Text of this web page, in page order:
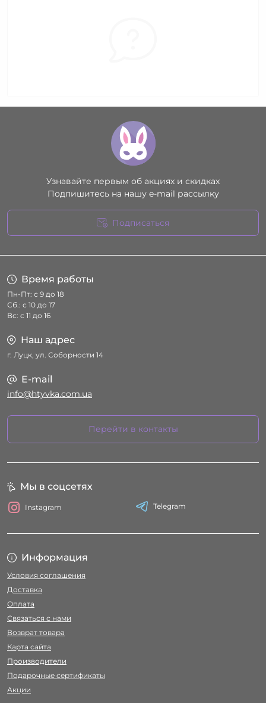
Узнавайте первым об акциях и скидках
Подпишитесь на нашу e-mail рассылку
Подписаться
Время работы
Пн-Пт: с 9 до 18
Сб.: с 10 до 17
Вс: с 11 до 16
Наш адрес
г. Луцк, ул. Соборности 14
E-mail
info@htyvka.com.ua
Перейти в контакты
Информация
Условия соглашения
Доставка
Оплата
Связаться с нами
Возврат товара
Карта сайта
Производители
Подарочные сертификаты
Акции
Мы в соцсетях
Instagram Telegram